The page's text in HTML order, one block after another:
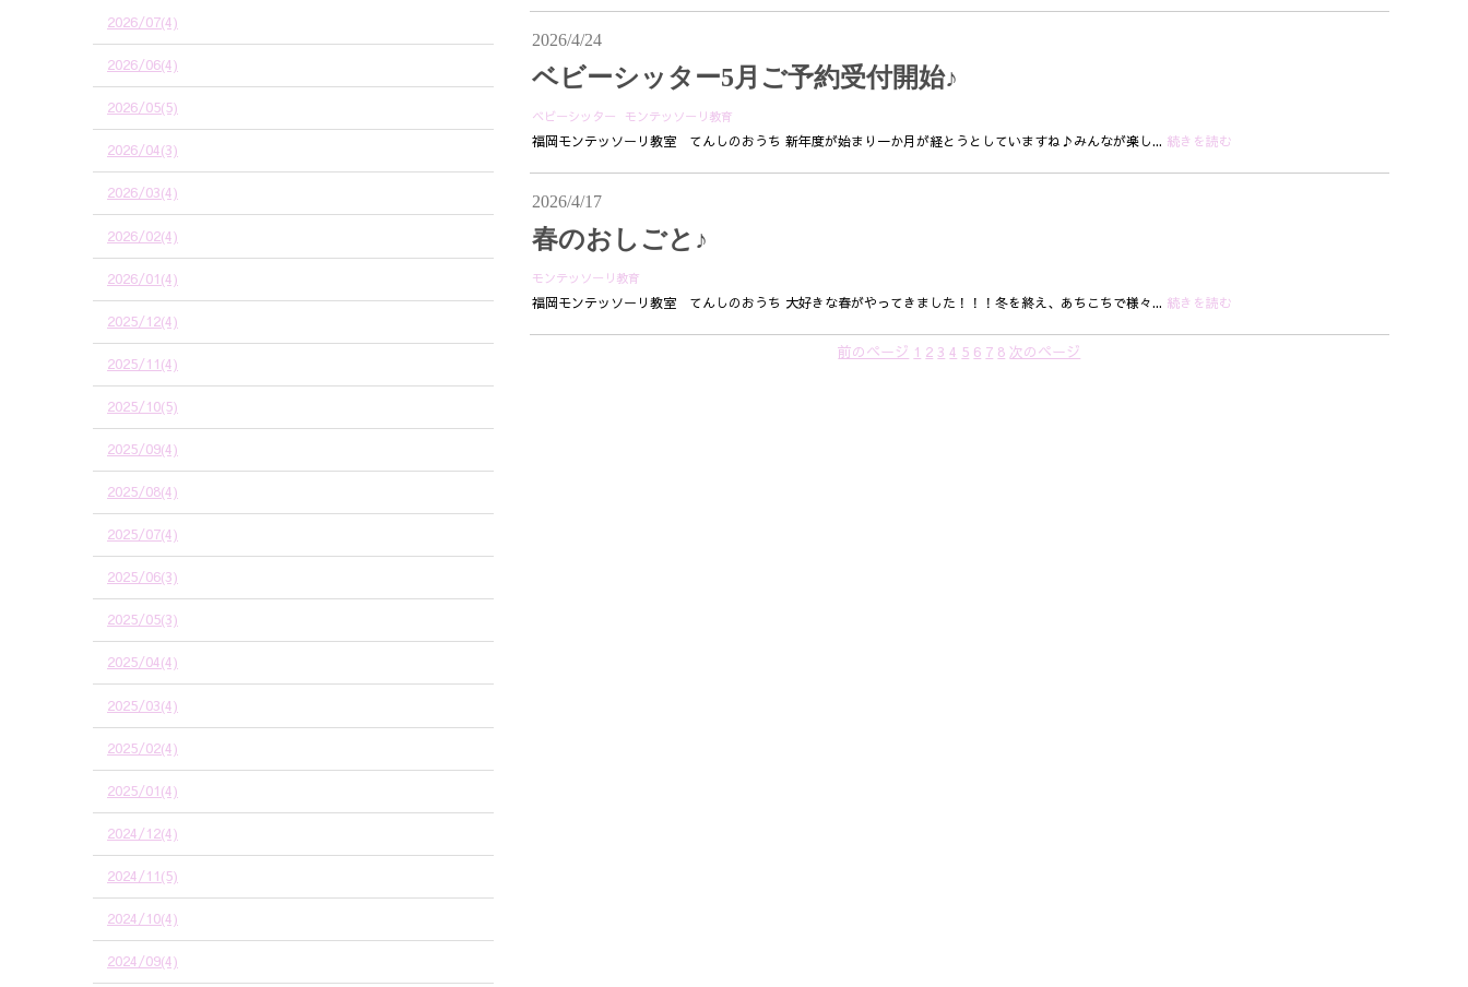
2026/07(4)
2026/06(4)
2026/05(5)
2026/04(3)
2026/03(4)
2026/02(4)
2026/01(4)
2025/12(4)
2025/11(4)
2025/10(5)
2025/09(4)
2025/08(4)
2025/07(4)
2025/06(3)
2025/05(3)
2025/04(4)
2025/03(4)
2025/02(4)
2025/01(4)
2024/12(4)
2024/11(5)
2024/10(4)
2024/09(4)
2026/4/24
ベビーシッター5月ご予約受付開始♪
ベビーシッター
モンテッソーリ教育
福岡モンテッソーリ教室 てんしのおうち 新年度が始まり一か月が経とうとしていますね♪みんなが楽し... 続きを読む
2026/4/17
春のおしごと♪
モンテッソーリ教育
福岡モンテッソーリ教室 てんしのおうち 大好きな春がやってきました！！！冬を終え、あちこちで様々... 続きを読む
前のページ 1 2 3 4 5 6 7 8 次のページ